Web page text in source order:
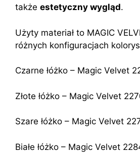
także estetyczny wygląd.
Użyty materiał to MAGIC
różnych konfiguracjach
Czarne łóżko – Magic Velvet
Złote łóżko – Magic Velvet
Szare łóżko – Magic Velvet
Białe łóżko – Magic Velvet